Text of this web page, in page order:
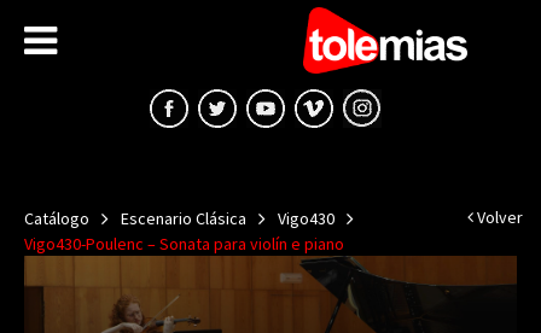
Catálogo Escenario Clásica
Vigo430
Vigo430-Poulenc – Sonata para violín e piano
Volver